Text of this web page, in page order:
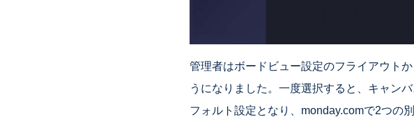
管理者はボードビュー設定のフライアウト
うになりました。一度選択すると、キャン
フォルト設定となり、monday.comで2つの